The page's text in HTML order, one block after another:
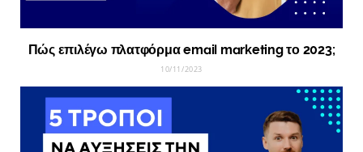
Πώς επιλέγω πλατφόρμα email marketing το 2023;
10/11/2023